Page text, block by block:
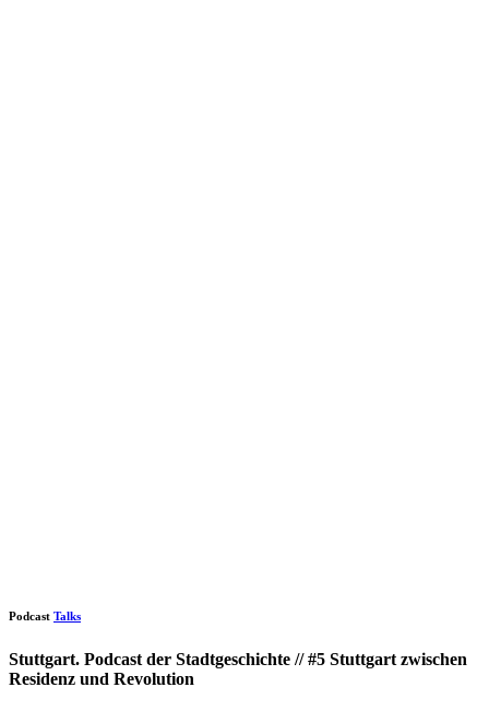
Podcast Talks
Stuttgart. Podcast der Stadtgeschichte // #5 Stuttgart zwischen
Residenz und Revolution